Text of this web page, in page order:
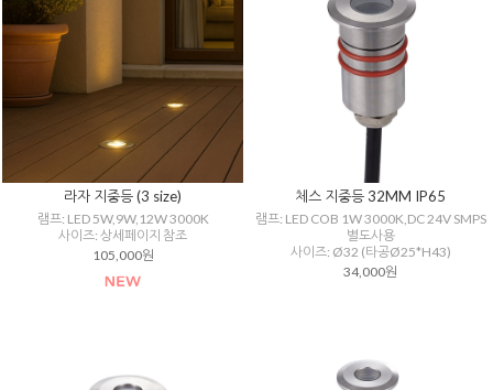
라자 지중등 (3 size)
램프: LED 5W,9W,12W 3000K
사이즈: 상세페이지 참조
105,000원
체스 지중등 32MM IP65
램프: LED COB 1W 3000K,DC 24V SMPS
별도사용
사이즈: Ø32 (타공Ø25*H43)
34,000원